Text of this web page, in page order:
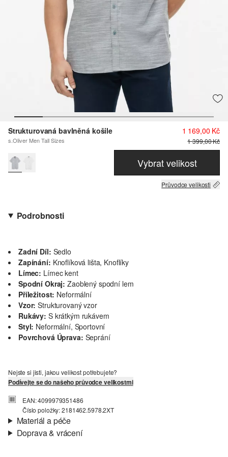
Strukturovaná bavlněná košile
s.Oliver Men Tall Sizes
1 169,00 Kč
1 399,00 Kč
Vybrat velikost
Průvodce velikosti
Podrobnosti
Zadní Díl: Sedlo
Zapínání: Knoflíková lišta, Knoflíky
Límec: Límec kent
Spodní Okraj: Zaoblený spodní lem
Příležitost: Neformální
Vzor: Strukturovaný vzor
Rukávy: S krátkým rukávem
Styl: Neformální, Sportovní
Povrchová Úprava: Seprání
Nejste si jisti, jakou velikost potřebujete?
Podívejte se do našeho průvodce velikostmi
EAN: 4099979351486
Číslo položky: 2181462.5978.2XT
Materiál a péče
Doprava & vrácení